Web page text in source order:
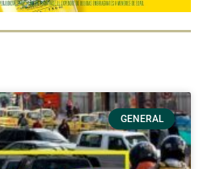
GENERAL